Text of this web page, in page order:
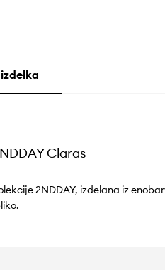
Claras
2NDDAY, izdelana iz